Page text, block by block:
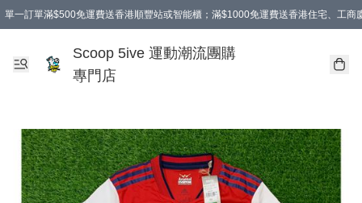
單一訂單滿$500免運費送香港順豐站或智能櫃；滿$1000免運費送香港住宅、工商
Scoop 5ive 運動潮流團購
專門店